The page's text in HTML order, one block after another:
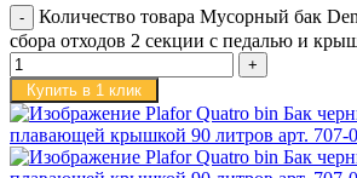
Количество товара Мусорный бак
сбора отходов 2 секции с педалью и
Купить в 1 клик